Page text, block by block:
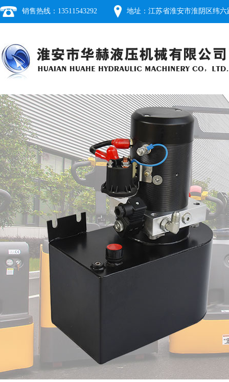
销售热线：13511543292 地址：江苏省淮安市淮阴区纬六